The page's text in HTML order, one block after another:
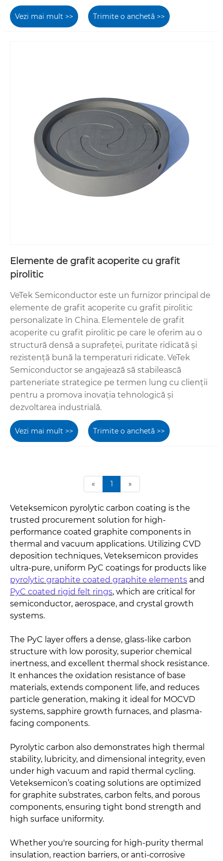
Vezi mai mult >> Trimite o anchetă >>
Elemente de grafit acoperite cu grafit
pirolitic
VeTek Semiconductor este un furnizor principal de
elemente de grafit acoperite cu grafit pirolitic
personalizate în China. Elementele de grafit
acoperite cu grafit pirolitic pe care le oferim au o
structură densă a suprafeței, puritate ridicată și
rezistență bună la temperaturi ridicate. VeTek
Semiconductor se angajează să stabilească
parteneriate strategice pe termen lung cu clienții
pentru a promova inovația tehnologică și
dezvoltarea industrială.
Vezi mai mult >> Trimite o anchetă >>
« 1 »
Veteksemicon pyrolytic carbon coating is the
trusted procurement solution for high-
performance coated graphite components in
thermal and vacuum applications. Utilizing CVD
deposition techniques, Veteksemicon provides
ultra-pure, uniform PyC coatings for products like
pyrolytic graphite coated graphite elements and
PyC coated rigid felt rings, which are critical for
semiconductor, aerospace, and crystal growth
systems.
The PyC layer offers a dense, glass-like carbon
structure with low porosity, superior chemical
inertness, and excellent thermal shock resistance.
It enhances the oxidation resistance of base
materials, extends component life, and reduces
particle generation, making it ideal for MOCVD
systems, sapphire growth furnaces, and plasma-
facing components.
Pyrolytic carbon also demonstrates high thermal
stability, lubricity, and dimensional integrity, even
under high vacuum and rapid thermal cycling.
Veteksemicon’s coating solutions are optimized
for graphite substrates, carbon felts, and porous
components, ensuring tight bond strength and
high surface uniformity.
Whether you're sourcing for high-purity thermal
insulation, reaction barriers, or anti-corrosive